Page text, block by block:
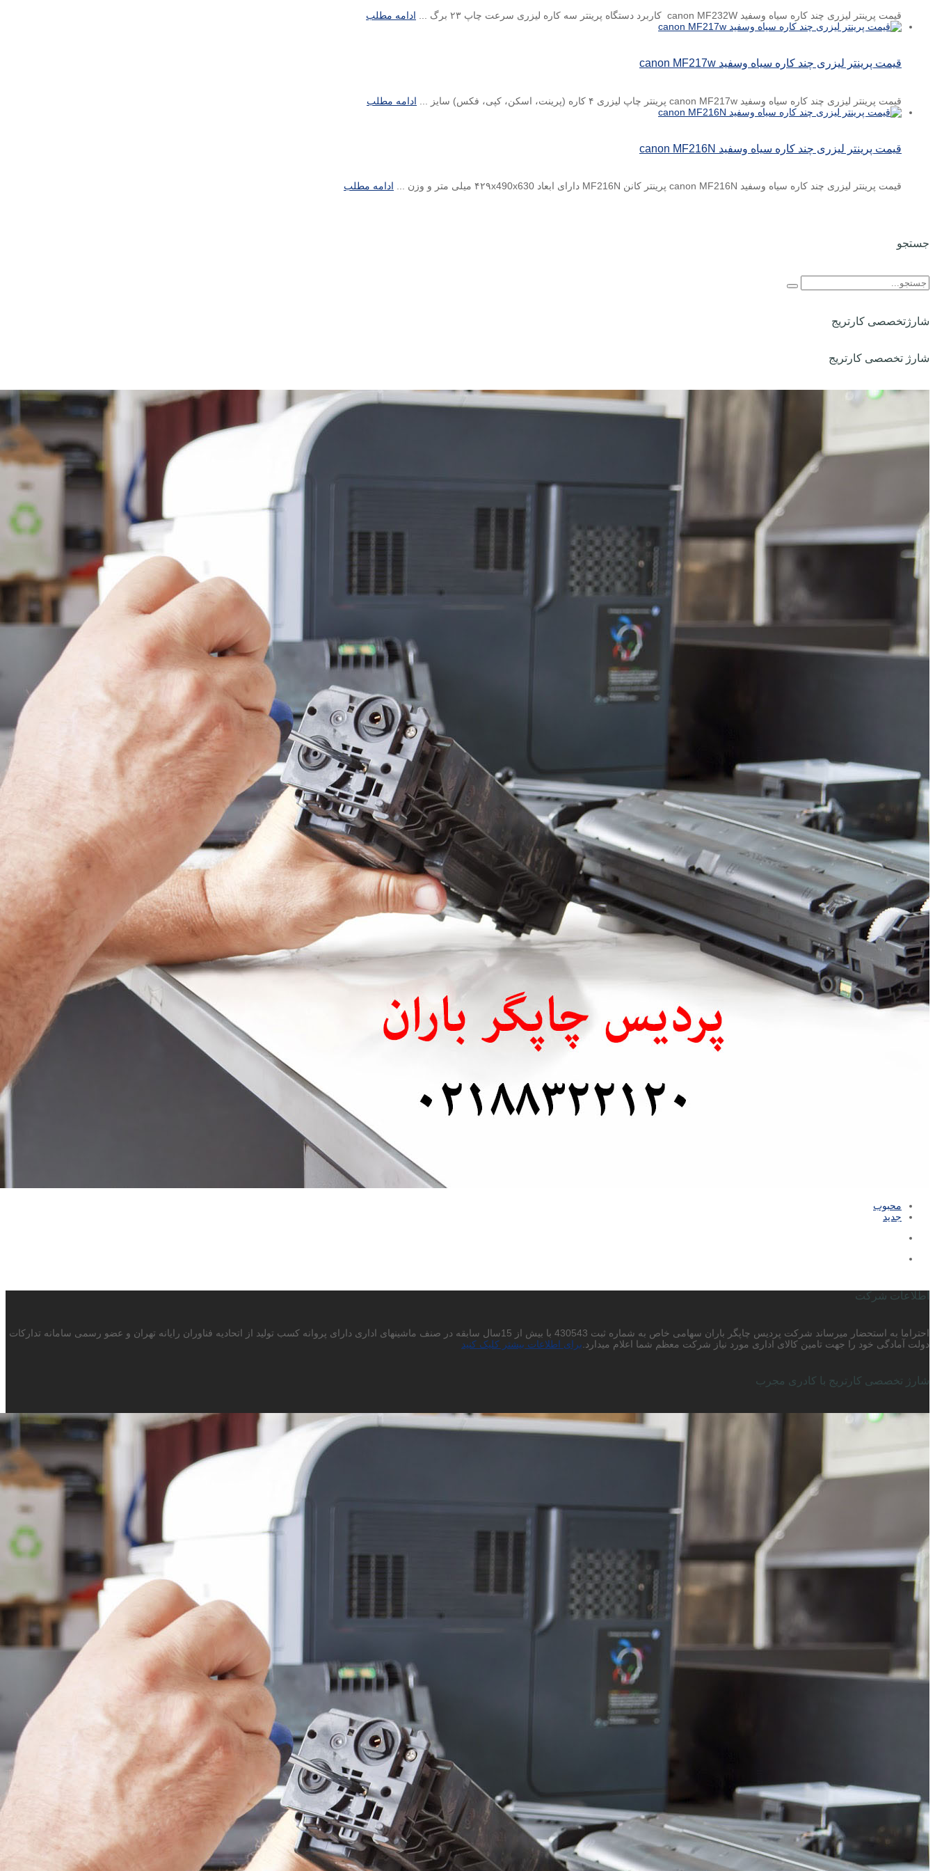
قیمت پرینتر لیزری چند کاره سیاه وسفید canon MF232W کاربرد دستگاه پرینتر سه کاره لیزری سرعت چاپ ۲۳ برگ ... ادامه مطلب
قیمت پرینتر لیزری چند کاره سیاه وسفید canon MF217w
قیمت پرینتر لیزری چند کاره سیاه وسفید canon MF217w پرینتر چاپ لیزری ۴ کاره (پرینت، اسکن، کپی، فکس) سایز ... ادامه مطلب
قیمت پرینتر لیزری چند کاره سیاه وسفید canon MF216N
قیمت پرینتر لیزری چند کاره سیاه وسفید canon MF216N پرینتر کانن MF216N دارای ابعاد ۴۲۹x490x630 میلی متر و وزن ... ادامه مطلب
جستجو
شارژتخصصی کارتریج
شارژ تخصصی کارتریج
محبوب
جدید
اطلاعات شرکت
احتراما به استحضار میرساند شرکت پردیس چاپگر باران سهامی خاص به شماره ثبت 430543 با بیش از 15سال سابقه در صنف ماشینهای اداری دارای پروانه کسب تولید از اتحادیه فناوران رایانه تهران و عضو رسمی سامانه تدارکات
دولت آمادگی خود را جهت تامین کالای اداری مورد نیاز شرکت معظم شما اعلام میدارد. برای اطلاعات بیشتر کلیک کنید
شارژ تخصصی کارتریج با کادری مجرب